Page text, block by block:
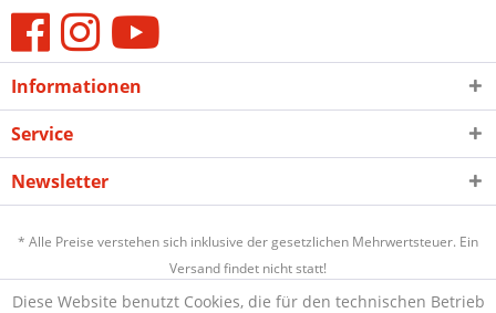
Informationen
Service
Newsletter
* Alle Preise verstehen sich inklusive der gesetzlichen Mehrwertsteuer. Ein
Versand findet nicht statt!
Diese Website benutzt Cookies, die für den technischen Betrieb